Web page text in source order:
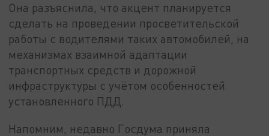
Она разъяснила, что акцент планируется
сделать на проведении просветительской
работы с водителями таких автомобилей, на
механизмах взаимной адаптации
транспортных средств и дорожной
инфраструктуры с учётом особенностей
установленного ПДД.
Напомним, недавно Госдума приняла